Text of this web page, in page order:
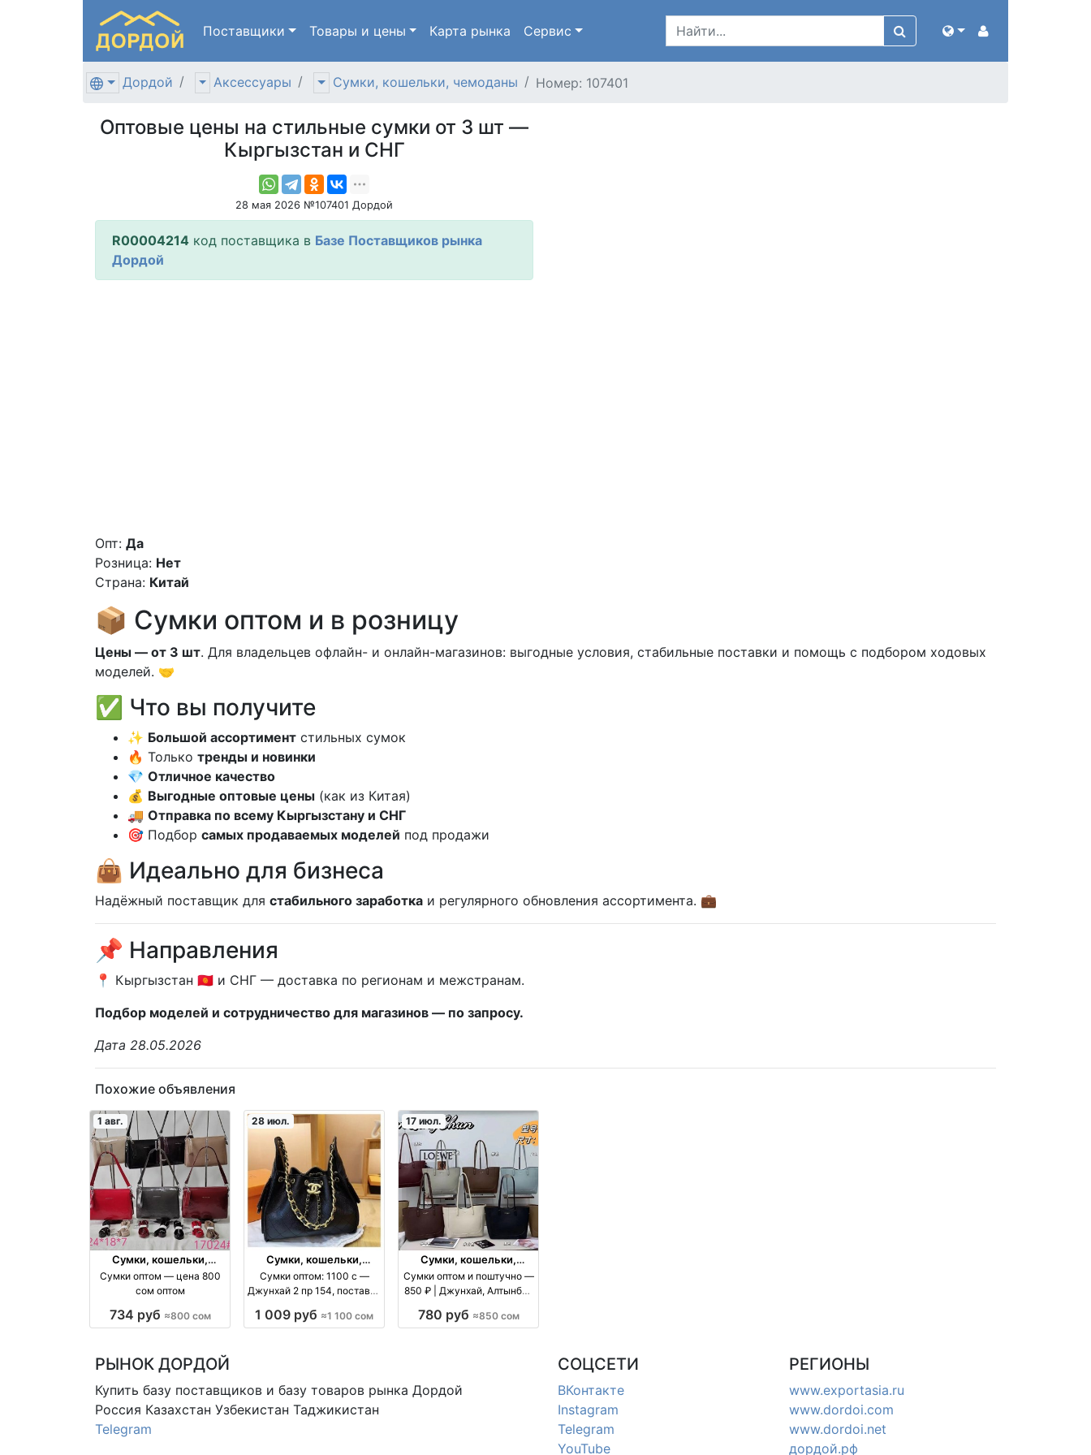
Поставщики Товары и цены Карта рынка Сервис
Дордой Аксессуары Сумки, кошельки, чемоданы Номер: 107401
Оптовые цены на стильные сумки от 3 шт —
Кыргызстан и СНГ
28 мая 2026 №107401 Дордой
R00004214 код поставщика в Базе Поставщиков рынка
Дордой
Опт: Да
Розница: Нет
Страна: Китай
📦 Сумки оптом и в розницу
Цены — от 3 шт. Для владельцев офлайн- и онлайн-магазинов: выгодные условия, стабильные поставки и помощь с подбором ходовых
моделей. 🤝
✅ Что вы получите
✨ Большой ассортимент стильных сумок
🔥 Только тренды и новинки
💎 Отличное качество
💰 Выгодные оптовые цены (как из Китая)
🚚 Отправка по всему Кыргызстану и СНГ
🎯 Подбор самых продаваемых моделей под продажи
👜 Идеально для бизнеса
Надёжный поставщик для стабильного заработка и регулярного обновления ассортимента. 💼
📌 Направления
📍 Кыргызстан 🇰🇬 и СНГ — доставка по регионам и межстранам.
Подбор моделей и сотрудничество для магазинов — по запросу.
Дата 28.05.2026
Похожие объявления
1 авг.
Сумки, кошельки,
чемоданы
Сумки оптом — цена 800
сом оптом
734 руб ≈800 сом
28 июл.
Сумки, кошельки,
чемоданы
Сумки оптом: 1100 с —
Джунхай 2 пр 154, поставки
1 009 руб ≈1 100 сом
17 июл.
Сумки, кошельки,
чемоданы
Сумки оптом и поштучно —
850 ₽ | Джунхай, Алтынбек
780 руб ≈850 сом
РЫНОК ДОРДОЙ
Купить базу поставщиков и базу товаров рынка Дордой
Россия Казахстан Узбекистан Таджикистан
Telegram
СОЦСЕТИ
ВКонтакте
Instagram
Telegram
YouTube
РЕГИОНЫ
www.exportasia.ru
www.dordoi.com
www.dordoi.net
дордой.рф